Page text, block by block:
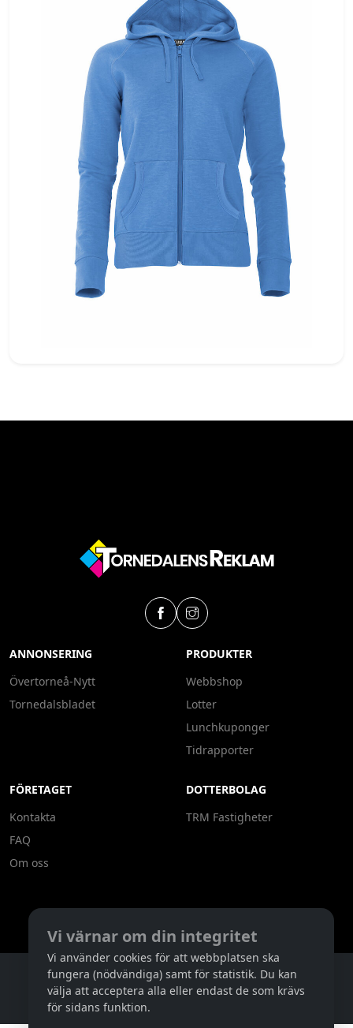
ANNONSERING
Övertorneå-Nytt
Tornedalsbladet
PRODUKTER
Webbshop
Lotter
Lunchkuponger
Tidrapporter
FÖRETAGET
Kontakta
FAQ
Om oss
DOTTERBOLAG
TRM Fastigheter
Copyright ©2026Tornedalens Reklam
7DB1FDAC-4776-49BD-8581-3C48313E9293
Vi värnar om din integritet
Vi använder cookies för att webbplatsen ska
fungera (nödvändiga) samt för statistik. Du kan
välja att acceptera alla eller endast de som krävs
för sidans funktion.